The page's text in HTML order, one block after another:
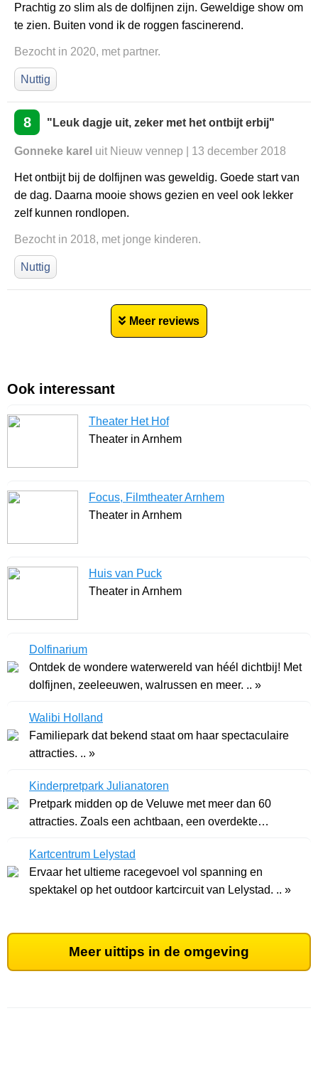
Prachtig zo slim als de dolfijnen zijn. Geweldige show om
te zien. Buiten vond ik de roggen fascinerend.
Bezocht in 2020, met partner.
Nuttig
8 "Leuk dagje uit, zeker met het ontbijt erbij"
Gonneke karel uit Nieuw vennep | 13 december 2018
Het ontbijt bij de dolfijnen was geweldig. Goede start van
de dag. Daarna mooie shows gezien en veel ook lekker
zelf kunnen rondlopen.
Bezocht in 2018, met jonge kinderen.
Nuttig
Meer reviews
Ook interessant
Theater Het Hof
Theater in Arnhem
Focus, Filmtheater Arnhem
Theater in Arnhem
Huis van Puck
Theater in Arnhem
Dolfinarium
Ontdek de wondere waterwereld van héél dichtbij! Met
dolfijnen, zeeleeuwen, walrussen en meer. .. »
Walibi Holland
Familiepark dat bekend staat om haar spectaculaire
attracties. .. »
Kinderpretpark Julianatoren
Pretpark midden op de Veluwe met meer dan 60
attracties. Zoals een achtbaan, een overdekte
Kartcentrum Lelystad
Ervaar het ultieme racegevoel vol spanning en
spektakel op het outdoor kartcircuit van Lelystad. .. »
Meer uittips in de omgeving